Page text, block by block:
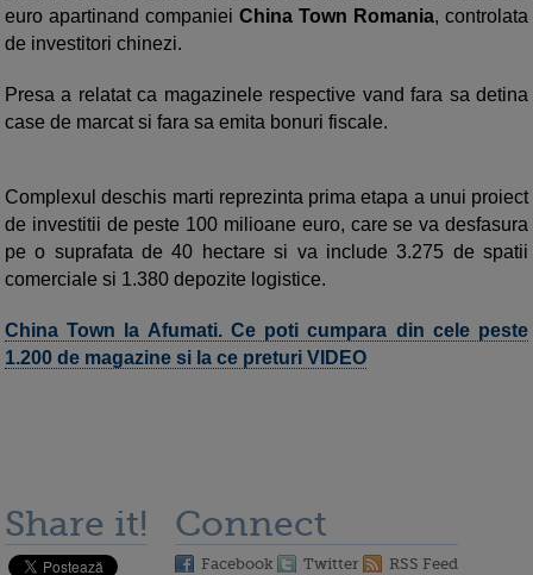
euro apartinand companiei China Town Romania, controlata
de investitori chinezi.
Presa a relatat ca magazinele respective vand fara sa detina
case de marcat si fara sa emita bonuri fiscale.
Complexul deschis marti reprezinta prima etapa a unui proiect
de investitii de peste 100 milioane euro, care se va desfasura
pe o suprafata de 40 hectare si va include 3.275 de spatii
comerciale si 1.380 depozite logistice.
China Town la Afumati. Ce poti cumpara din cele peste
1.200 de magazine si la ce preturi VIDEO
Share it! Connect
Facebook Twitter RSS Feed